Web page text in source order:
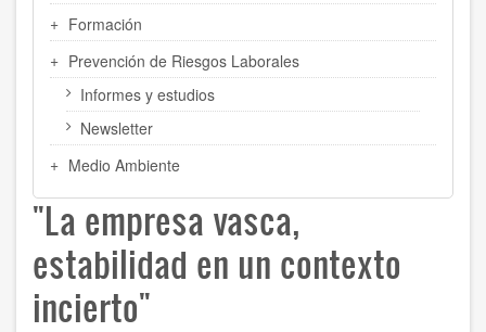
Formación
Prevención de Riesgos Laborales
Informes y estudios
Newsletter
Medio Ambiente
"La empresa vasca,
estabilidad en un contexto
incierto"